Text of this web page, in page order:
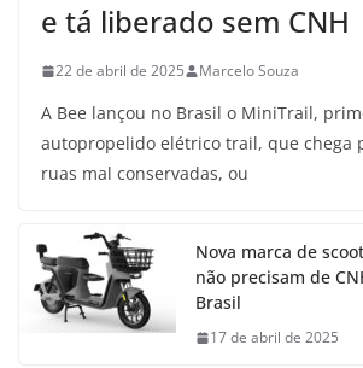
e tá liberado sem CNH
22 de abril de 2025 Marcelo Souza
A Bee lançou no Brasil o MiniTrail,
autopropelido elétrico trail, que chega
ruas mal conservadas, ou
Nova marca de
não precisam de
Brasil
17 de abril de 2025